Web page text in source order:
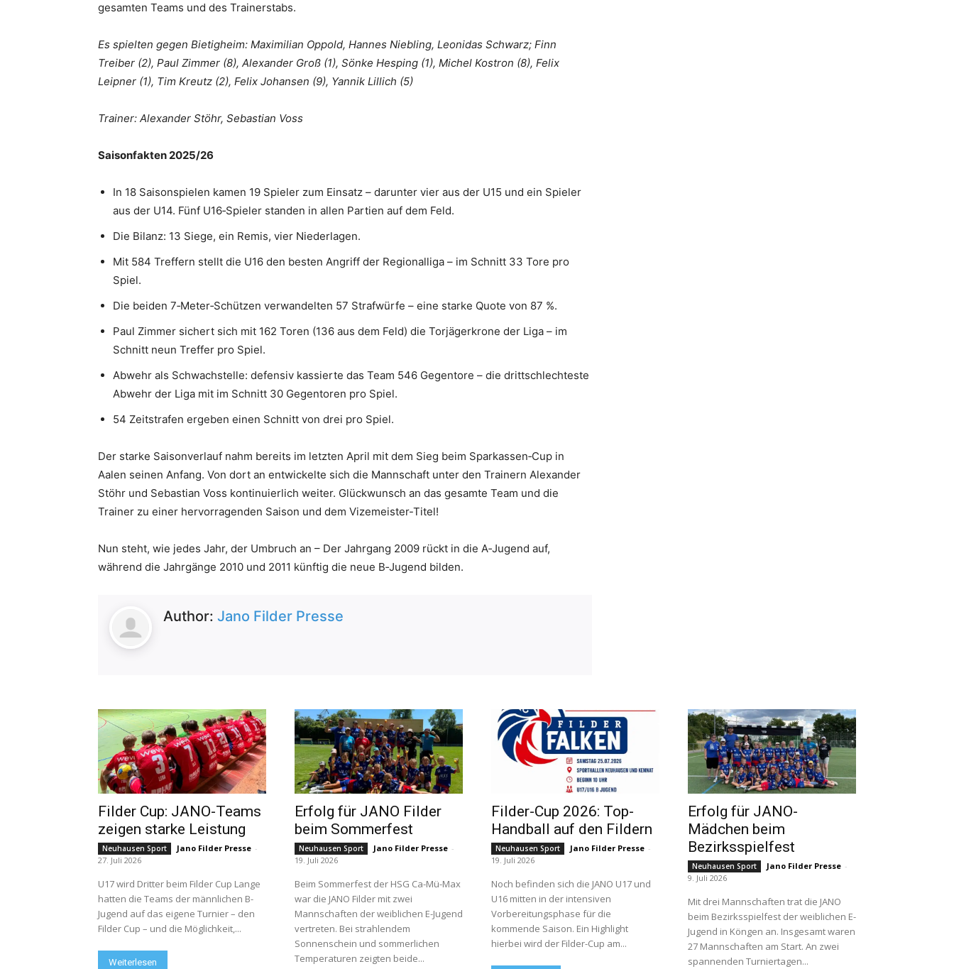
gesamten Teams und des Trainerstabs.
Es spielten gegen Bietigheim: Maximilian Oppold, Hannes Niebling, Leonidas Schwarz; Finn
Treiber (2), Paul Zimmer (8), Alexander Groß (1), Sönke Hesping (1), Michel Kostron (8), Felix
Leipner (1), Tim Kreutz (2), Felix Johansen (9), Yannik Lillich (5)
Trainer: Alexander Stöhr, Sebastian Voss
Saisonfakten 2025/26
In 18 Saisonspielen kamen 19 Spieler zum Einsatz – darunter vier aus der U15 und ein Spieler
aus der U14. Fünf U16‑Spieler standen in allen Partien auf dem Feld.
Die Bilanz: 13 Siege, ein Remis, vier Niederlagen.
Mit 584 Treffern stellt die U16 den besten Angriff der Regionalliga – im Schnitt 33 Tore pro
Spiel.
Die beiden 7‑Meter‑Schützen verwandelten 57 Strafwürfe – eine starke Quote von 87 %.
Paul Zimmer sichert sich mit 162 Toren (136 aus dem Feld) die Torjägerkrone der Liga – im
Schnitt neun Treffer pro Spiel.
Abwehr als Schwachstelle: defensiv kassierte das Team 546 Gegentore – die drittschlechteste
Abwehr der Liga mit im Schnitt 30 Gegentoren pro Spiel.
54 Zeitstrafen ergeben einen Schnitt von drei pro Spiel.
Der starke Saisonverlauf nahm bereits im letzten April mit dem Sieg beim Sparkassen‑Cup in
Aalen seinen Anfang. Von dort an entwickelte sich die Mannschaft unter den Trainern Alexander
Stöhr und Sebastian Voss kontinuierlich weiter. Glückwunsch an das gesamte Team und die
Trainer zu einer hervorragenden Saison und dem Vizemeister-Titel!
Nun steht, wie jedes Jahr, der Umbruch an – Der Jahrgang 2009 rückt in die A‑Jugend auf,
während die Jahrgänge 2010 und 2011 künftig die neue B‑Jugend bilden.
Author: Jano Filder Presse
Filder Cup: JANO-Teams
zeigen starke Leistung
Neuhausen Sport Jano Filder Presse -
27. Juli 2026
U17 wird Dritter beim Filder Cup Lange
hatten die Teams der männlichen B-
Jugend auf das eigene Turnier – den
Filder Cup – und die Möglichkeit,...
Weiterlesen
Erfolg für JANO Filder
beim Sommerfest
Neuhausen Sport Jano Filder Presse -
19. Juli 2026
Beim Sommerfest der HSG Ca-Mü-Max
war die JANO Filder mit zwei
Mannschaften der weiblichen E-Jugend
vertreten. Bei strahlendem
Sonnenschein und sommerlichen
Temperaturen zeigten beide...
Filder-Cup 2026: Top-
Handball auf den Fildern
Neuhausen Sport Jano Filder Presse -
19. Juli 2026
Noch befinden sich die JANO U17 und
U16 mitten in der intensiven
Vorbereitungsphase für die
kommende Saison. Ein Highlight
hierbei wird der Filder-Cup am...
Erfolg für JANO-
Mädchen beim
Bezirksspielfest
Neuhausen Sport Jano Filder Presse -
9. Juli 2026
Mit drei Mannschaften trat die JANO
beim Bezirksspielfest der weiblichen E-
Jugend in Köngen an. Insgesamt waren
27 Mannschaften am Start. An zwei
spannenden Turniertagen...